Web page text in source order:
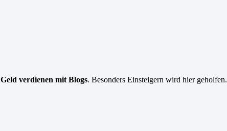
Geld verdienen mit Blogs. Besonders Einsteigern wird hier geholfen.